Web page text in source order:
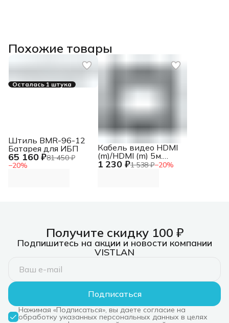
Похожие товары
Осталась 1 штука
65 160 ₽81 450 ₽
−20%
Штиль BMR-96-12
Батарея для ИБП
1 230 ₽1 538 ₽−20%
Кабель видео HDMI
(m)/HDMI (m) 5м.
черный
Получите скидку 100 ₽
Подпишитесь на акции и новости компании
VISTLAN
Подписаться
Нажимая «Подписаться», вы даете согласие на
обработку указанных персональных данных в целях